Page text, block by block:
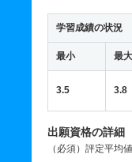
学習成績の状況
最小 最大
3.5 3.8
出願資格の詳細
（必須）評定平均